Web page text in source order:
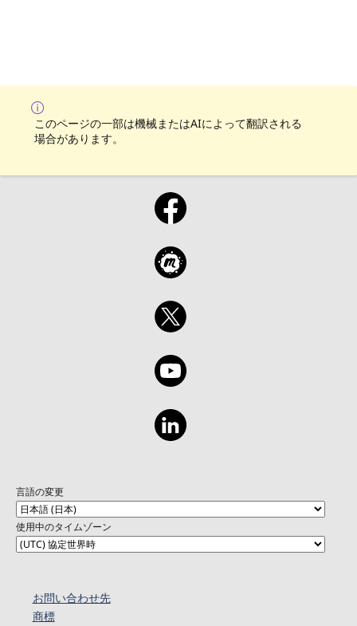
このページの一部は機械またはAIによって翻訳される
場合があります。
言語の変更
使用中のタイムゾーン
お問い合わせ先
商標